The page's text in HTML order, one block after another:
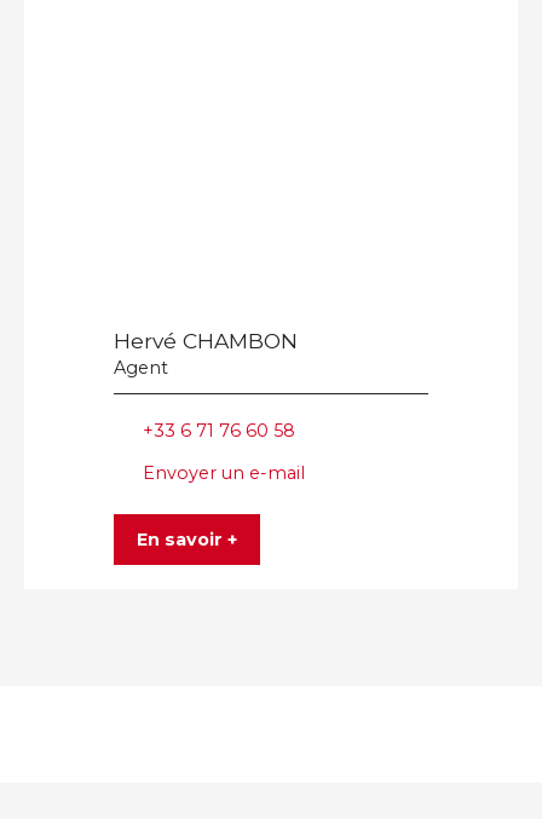
Hervé CHAMBON
Agent
+33 6 71 76 60 58
Envoyer un e-mail
En savoir +